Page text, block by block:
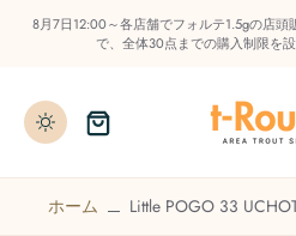
8月7日12:00～各店舗でフォルテ1.5gの店頭
で、全体30点までの購入制限を
ホーム Little POGO 33